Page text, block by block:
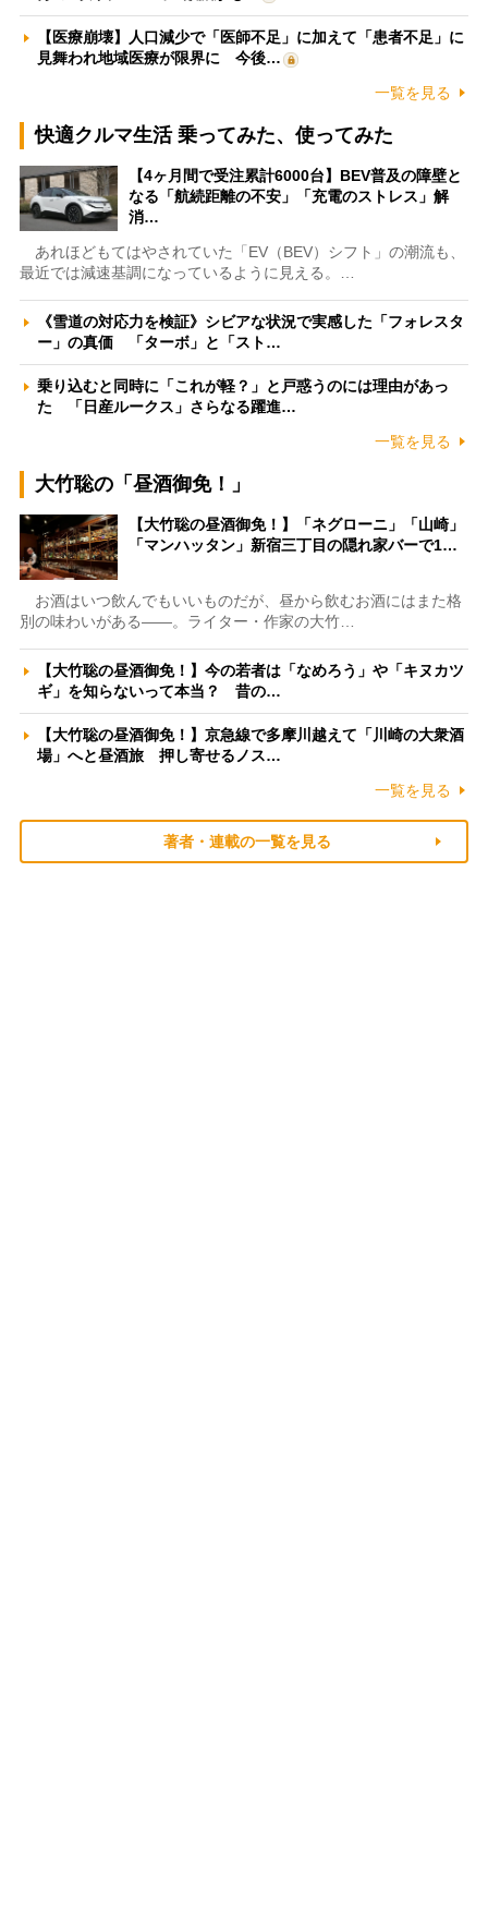
【医療崩壊】人口減少で「医師不足」に加えて「患者不足」に
見舞われ地域医療が限界に 今後…
一覧を見る
快適クルマ生活 乗ってみた、使ってみた
【4ヶ月間で受注累計6000台】BEV普及の障壁と
なる「航続距離の不安」「充電のストレス」解
消…
あれほどもてはやされていた「EV（BEV）シフト」の潮流も、
最近では減速基調になっているように見える。…
《雪道の対応力を検証》シビアな状況で実感した「フォレスタ
ー」の真価 「ターボ」と「スト…
乗り込むと同時に「これが軽？」と戸惑うのには理由があっ
た 「日産ルークス」さらなる躍進…
一覧を見る
大竹聡の「昼酒御免！」
【大竹聡の昼酒御免！】「ネグローニ」「山崎」
「マンハッタン」新宿三丁目の隠れ家バーで1…
お酒はいつ飲んでもいいものだが、昼から飲むお酒にはまた格
別の味わいがある――。ライター・作家の大竹…
【大竹聡の昼酒御免！】今の若者は「なめろう」や「キヌカツ
ギ」を知らないって本当？ 昔の…
【大竹聡の昼酒御免！】京急線で多摩川越えて「川崎の大衆酒
場」へと昼酒旅 押し寄せるノス…
一覧を見る
著者・連載の一覧を見る